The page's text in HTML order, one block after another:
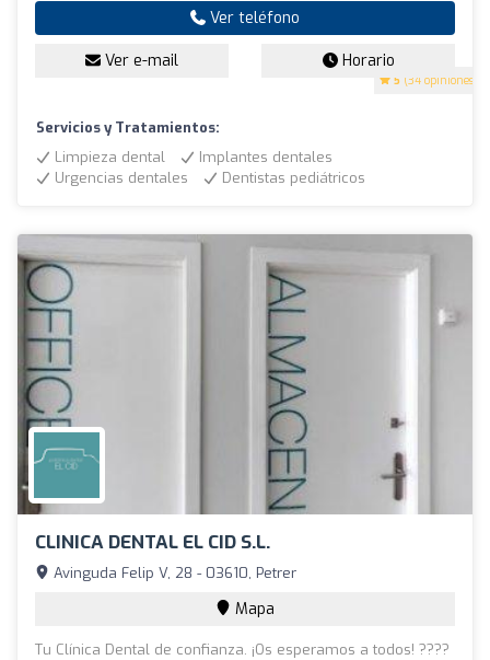
5 (34 opiniones)
Ver teléfono
Ver e-mail Horario
Servicios y Tratamientos:
Limpieza dental
Implantes dentales
Urgencias dentales
Dentistas pediátricos
CLINICA DENTAL EL CID S.L.
Avinguda Felip V, 28 - 03610, Petrer
Mapa
Tu Clínica Dental de confianza. ¡Os esperamos a todos! ????